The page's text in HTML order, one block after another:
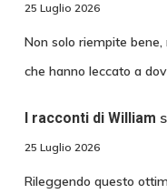
25 Luglio 2026
Non solo riempite
che hanno leccato a
I racconti di William
25 Luglio 2026
Rileggendo questo